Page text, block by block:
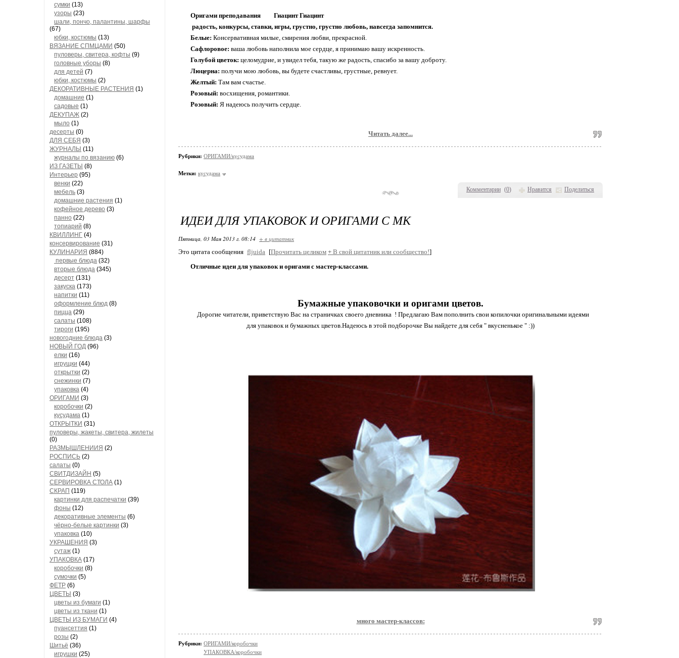
сумки (13)
узоры (23)
шали, пончо, палантины, шарфы
(67)
юбки, костюмы (13)
ВЯЗАНИЕ СПМЦАМИ (50)
пуловеры, свитера, кофты (9)
головные уборы (8)
для детей (7)
юбки, костюмы (2)
ДЕКОРАТИВНЫЕ РАСТЕНИЯ (1)
домашние (1)
садовые (1)
ДЕКУПАЖ (2)
мыло (1)
десерты (0)
ДЛЯ СЕБЯ (3)
ЖУРНАЛЫ (11)
журналы по вязанию (6)
ИЗ ГАЗЕТЫ (8)
Интерьер (95)
венки (22)
мебель (3)
домашние растения (1)
кофейное дерево (3)
панно (22)
топиарий (8)
КВИЛЛИНГ (4)
консервирование (31)
КУЛИНАРИЯ (884)
первые блюда (32)
вторые блюда (345)
десерт (131)
закуска (173)
напитки (11)
оформление блюд (8)
пицца (29)
салаты (108)
тироги (195)
новогодние блюда (3)
НОВЫЙ ГОД (96)
елки (16)
игрущки (44)
открытки (2)
снежинки (7)
упаковка (4)
ОРИГАМИ (3)
коробочки (2)
кусудама (1)
ОТКРЫТКИ (31)
пуловеры, жакеты, свитера, жилеты
(0)
РАЗМЫШЛЕНИИЯ (2)
РОСПИСЬ (2)
салаты (0)
СВИТДИЗАЙН (5)
СЕРВИРОВКА СТОЛА (1)
СКРАП (119)
картинки для распечатки (39)
фоны (12)
декоративные элементы (6)
чёрно-белые картинки (3)
упаковка (10)
УКРАШЕНИЯ (3)
сутаж (1)
УПАКОВКА (17)
коробочки (8)
сумочки (5)
ФЕТР (6)
ЦВЕТЫ (3)
цветы из бумаги (1)
цветы из ткани (1)
ЦВЕТЫ ИЗ БУМАГИ (4)
пуансеттия (1)
розы (2)
Шитьё (36)
игрушки (25)
Комментарии (0) Нравится Поделиться
Оригами преподавания Гиацинт Гиацинт
радость, конкурсы, ставки, игры, грустно, грустно любовь, навсегда запомнится.
Белые: Консервативная милые, смирения любви, прекрасной.
Сафлоровое: ваша любовь наполнила мое сердце, я принимаю вашу искренность.
Голубой цветок: целомудрие, и увидел тебя, такую ​​же радость, спасибо за вашу доброту.
Люцерна: получи мою любовь, вы будете счастливы, грустные, ревнует.
Желтый: Там вам счастье.
Розовый: восхищения, романтики.
Розовый: Я надеюсь получить сердце.
Читать далее...
Рубрики: ОРИГАМИ/кусудама
Метки: кусудама
ИДЕИ ДЛЯ УПАКОВОК И ОРИГАМИ С МК
Пятница, 03 Мая 2013 г. 08:14 + в цитатник
Это цитата сообщения fljuida [Прочитать целиком + В свой цитатник или сообщество!]
Отличные идеи для упаковок и оригами с мастер-классами.
Бумажные упаковочки и оригами цветов.
Дорогие читатели, приветствую Вас на страничках своего дневника ! Предлагаю Вам пополнить свои копилочки оригинальными идеями
для упаковок и бумажных цветов.Надеюсь в этой подборочке Вы найдете для себя " вкусненькое " :))
много мастер-классов:
Рубрики: ОРИГАМИ/коробочки
УПАКОВКА/коробочки